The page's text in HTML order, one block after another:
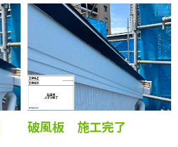
破風板 施工完了